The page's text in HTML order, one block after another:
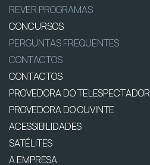
REVER PROGRAMAS
CONCURSOS
PERGUNTAS FREQUENTES
CONTACTOS
CONTACTOS
PROVEDORA DO TELESPECTADOR
PROVEDORA DO OUVINTE
ACESSIBILIDADES
SATÉLITES
A EMPRESA